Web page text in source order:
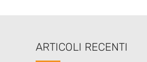
ARTICOLI RECENTI